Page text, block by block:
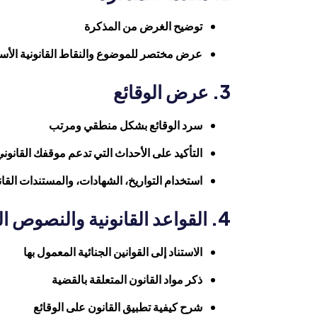
توضيح الغرض من المذكرة
عرض مختصر للموضوع والنقاط القانونية
3. عرض الوقائع
سرد الوقائع بشكل منطقي ومرتب
التأكيد على الأحداث التي تدعم موقفك
استخدام التواريخ، الشهادات، والمستندات
4. القواعد القانونية والنصوص المطبقة
الاستناد إلى القوانين الجنائية المعمول بها
ذكر مواد القانون المتعلقة بالقضية
شرح كيفية تطبيق القانون على الوقائع